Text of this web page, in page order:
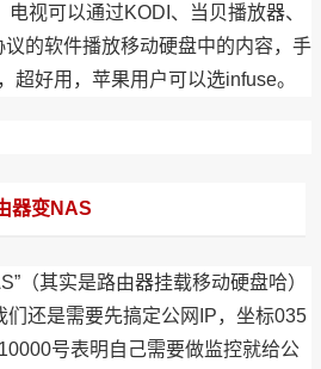
视可以通过KODI、当贝播放器、
的软件播放移动硬盘中的内容，手
超好用，苹果用户可以选infuse。
器变NAS
（其实是路由器挂载移动硬盘哈）
们还是需要先搞定公网IP，坐标035
号表明自己需要做监控就给公